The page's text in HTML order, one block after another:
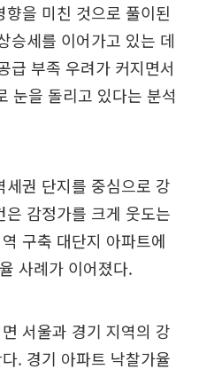
을 미친 것으로 풀이된
승세를 이어가고 있는 데
급 부족 우려가 커지면서
눈을 돌리고 있다는 분석
권 단지를 중심으로 강
감정가를 크게 웃도는
구축 대단지 아파트에
사례가 이어졌다.
서울과 경기 지역의 강
. 경기 아파트 낙찰가율